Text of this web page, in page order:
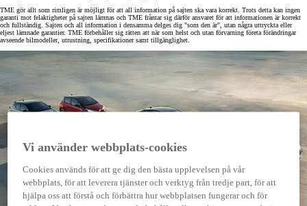
TME gör allt som rimligen är möjligt för att all information på sajten ska vara korrekt. Trots detta kan ingen
garanti mot felaktigheter på sajten lämnas och TME fråntar sig därför ansvaret för att informationen är korrekt
och fullständig. Sajten och all information i densamma delges dig "som den är", utan några uttryckta eller
eljest lämnade garantier. TME förbehåller sig rätten att när som helst och utan förvarning företa förändringar
avseende bilmodeller, utrustning, specifikationer samt tillgänglighet.
Vi använder webbplats-cookies
Cookies används för att ge dig den bästa upplevelsen på vår
webbplats, för att leverera tjänster och verktyg från tredje part, för att
hjälpa oss att förstå och förbättra hur webbplatsen fungerar och för